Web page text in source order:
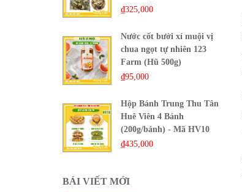
₫325,000
Nước cốt bưởi xí muội vị
chua ngọt tự nhiên 123
Farm (Hũ 500g)
₫95,000
Hộp Bánh Trung Thu Tân
Huê Viên 4 Bánh
(200g/bánh) - Mã HV10
₫435,000
BÁI VIẾT MỚI